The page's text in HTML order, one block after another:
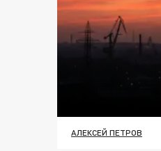
АЛЕКСЕЙ ПЕТРОВ